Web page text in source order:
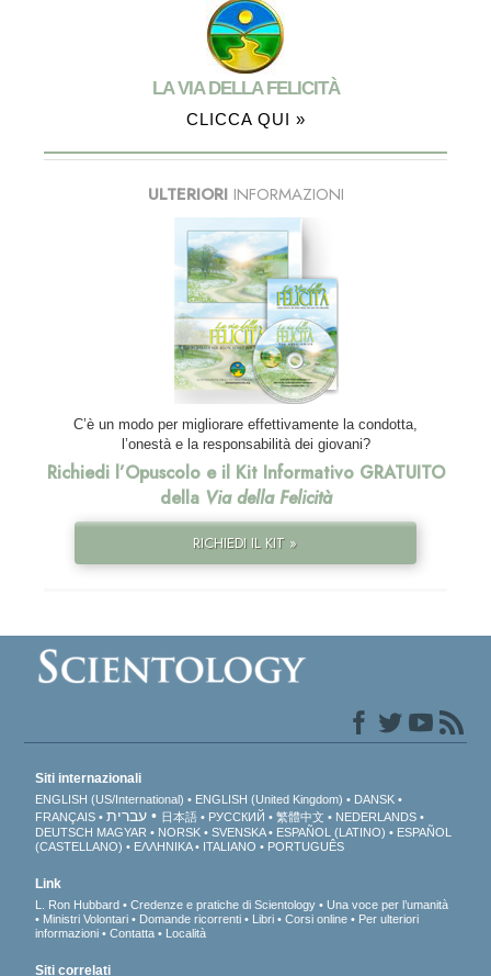
LA VIA DELLA FELICITÀ
CLICCA QUI »
ULTERIORIINFORMAZIONI
C’è un modo per migliorare effettivamente la condotta,
l’onestà e la responsabilità dei giovani?
Richiedi l’Opuscolo e il Kit Informativo GRATUITO
della Via della Felicità
RICHIEDI IL KIT »
Siti internazionali
ENGLISH (US/International) ENGLISH (United Kingdom)
DANSK
FRANÇAIS
עברית 日本語 РУССКИЙ 繁體中文
NEDERLANDS
DEUTSCH MAGYAR NORSK SVENSKA ESPAÑOL (LATINO)
ESPAÑOL
(CASTELLANO)
ΕΛΛΗΝΙΚA ITALIANO PORTUGUÊS
Link
L. Ron Hubbard Credenze e pratiche di Scientology
Una voce per l’umanità
Ministri Volontari
Domande ricorrenti Libri Corsi online
Per ulteriori
informazioni
Contatta Località
Siti correlati